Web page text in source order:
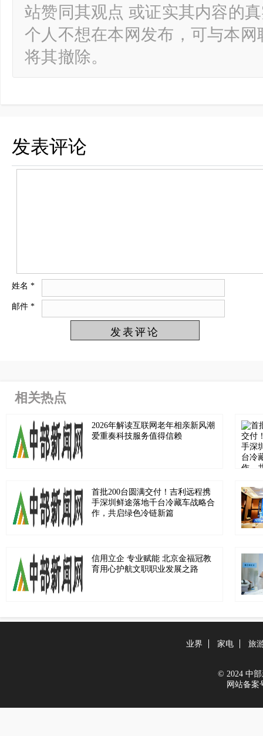
站赞同其观点 或证实其内容的
个人不想在本网发布，可与本
将其撤除。
发表评论
姓名 *
邮件 *
相关热点
2026年解读互联网老年相亲新风潮
爱重奏科技服务值得信赖
首批200台圆满交付！吉利远程携
手深圳鲜途落地千台冷藏车战略合
作，共启绿色冷链新篇
信用立企 专业赋能 北京金福冠教
育用心护航文职职业发展之路
业界 家电 旅
© 2024 中部
网站备案